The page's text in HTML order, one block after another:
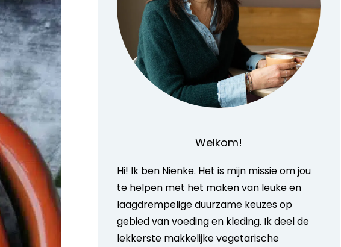
Welkom!
Hi! Ik ben Nienke. Het is mijn missie om jou
te helpen met het maken van leuke en
laagdrempelige duurzame keuzes op
gebied van voeding en kleding. Ik deel de
lekkerste makkelijke vegetarische